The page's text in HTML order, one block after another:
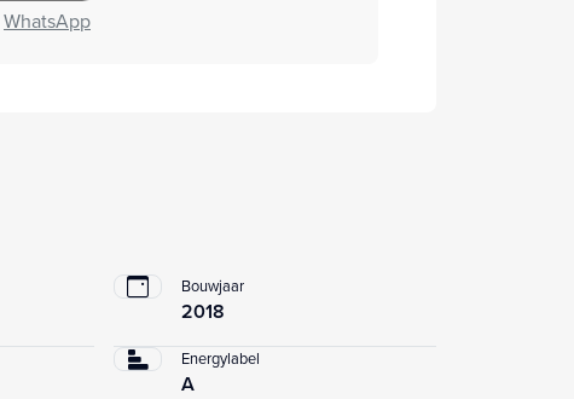
WhatsApp
Bouwjaar
2018
Energylabel
A